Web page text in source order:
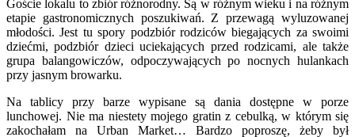
Goście lokalu to zbiór różnorodny. Są w różnym wieku i na różnym
etapie gastronomicznych poszukiwań. Z przewagą wyluzowanej
młodości. Jest tu spory podzbiór rodziców biegających za swoimi
dziećmi, podzbiór dzieci uciekających przed rodzicami, ale także
grupa balangowiczów, odpoczywających po nocnych hulankach
przy jasnym browarku.
Na tablicy przy barze wypisane są dania dostępne w porze
lunchowej. Nie ma niestety mojego gratin z cebulką, w którym się
zakochałam na Urban Market… Bardzo poproszę, żeby był